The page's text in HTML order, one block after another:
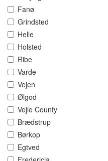
Fanø
Grindsted
Helle
Holsted
Ribe
Varde
Vejen
Ølgod
Vejle County
Brædstrup
Børkop
Egtved